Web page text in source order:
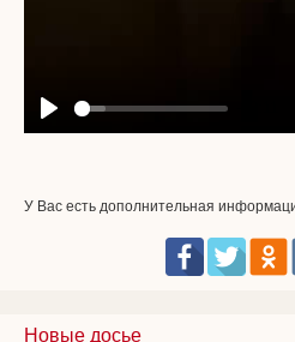
Play
У Вас есть дополнительная
Новые досье